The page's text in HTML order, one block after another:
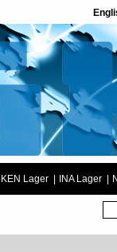
Lager INA Lager